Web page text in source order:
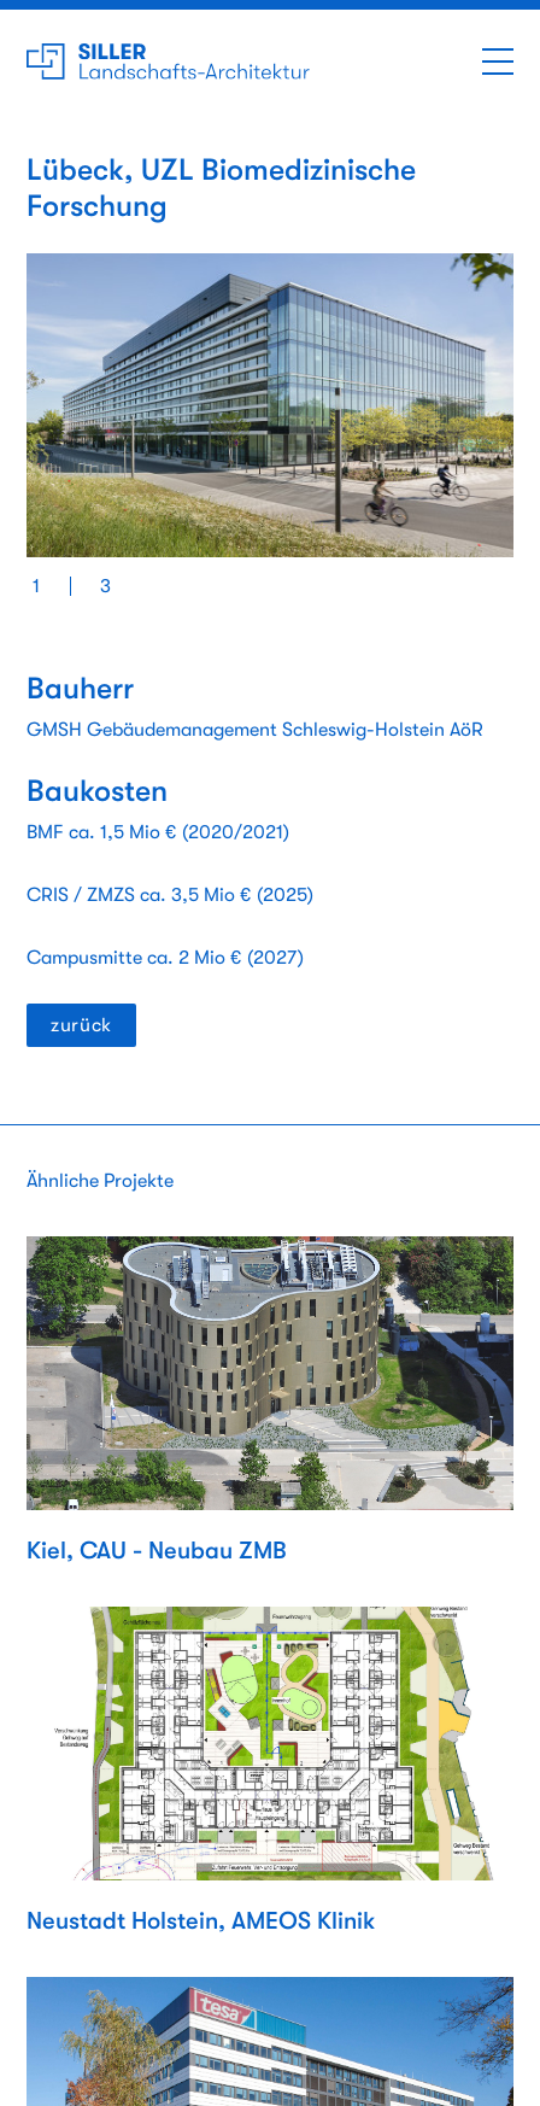
Lübeck, UZL Biomedizinische
Forschung
1 3
Bauherr
GMSH Gebäudemanagement Schleswig-Holstein AöR
Baukosten
BMF ca. 1,5 Mio € (2020/2021)
CRIS / ZMZS ca. 3,5 Mio € (2025)
Campusmitte ca. 2 Mio € (2027)
zurück
Ähnliche Projekte
Kiel, CAU - Neubau ZMB
Neustadt Holstein, AMEOS Klinik